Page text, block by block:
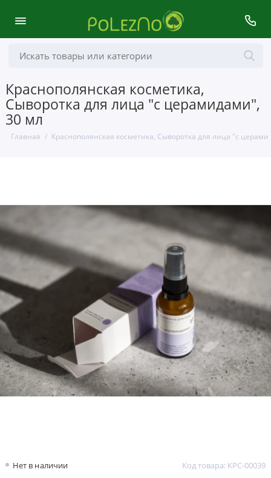
Краснополянская косметика,
Сыворотка для лица "с церамидами",
30 мл
Главная Краснополянская косметика, Сыворотка для лица "с
Нет в наличии Код товара: KPC-00039